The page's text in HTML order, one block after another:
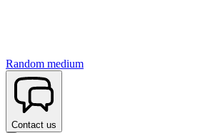
Random medium
Contact us